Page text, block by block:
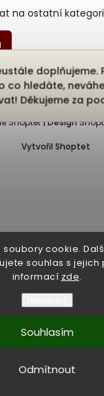
soubory cookie.
souhlas s jejich
informací zde.
Odmítnout
Souhlasím
doplňujeme.
co hledáte,
Děkujeme za
na ostatní
Vytvořil Shoptet
. Všechna
Shoptet | Design